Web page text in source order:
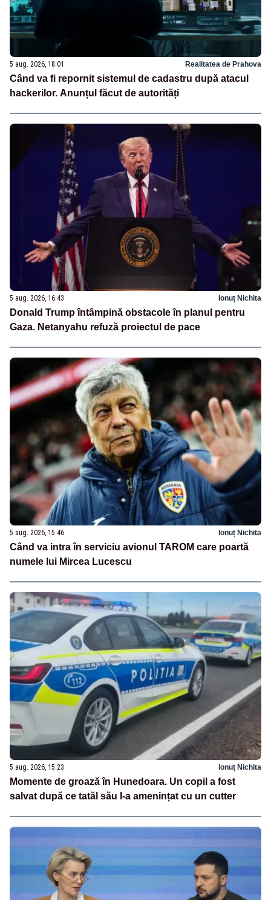
5 aug. 2026, 18:01 Realitatea de Prahova
Când va fi repornit sistemul de cadastru după atacul
hackerilor. Anunțul făcut de autorități
5 aug. 2026, 16:43 Ionuț Nichita
Donald Trump întâmpină obstacole în planul pentru
Gaza. Netanyahu refuză proiectul de pace
5 aug. 2026, 15:46 Ionuț Nichita
Când va intra în serviciu avionul TAROM care poartă
numele lui Mircea Lucescu
5 aug. 2026, 15:23 Ionuț Nichita
Momente de groază în Hunedoara. Un copil a fost
salvat după ce tatăl său l-a amenințat cu un cutter